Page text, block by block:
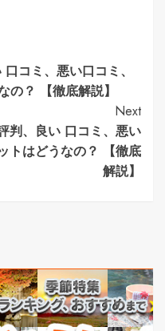
コミ、悪い口コミ、
の？ 【徹底解説】
Next
判、良い 口コミ、悪い
トはどうなの？ 【徹底
解説】